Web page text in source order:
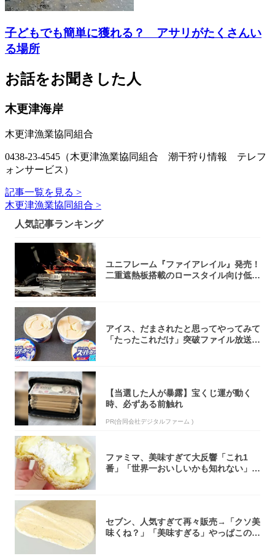
子どもでも簡単に獲れる？ アサリがたくさんい
る場所
お話をお聞きした人
木更津海岸
木更津漁業協同組合
0438-23-4545（木更津漁業協同組合 潮干狩り情報 テレフ
ォンサービス）
記事一覧を見る >
木更津漁業協同組合 >
人気記事ランキング
ユニフレーム『ファイアレイル』発売！
二重遮熱板搭載のロースタイル向け低型
アイス、だまされたと思ってやってみて
「たったこれだけ」突破ファイル放送で
【当選した人が暴露】宝くじ運が動く
時、必ずある前触れ
PR(合同会社デジタルファーム )
ファミマ、美味すぎて大反響「これ1
番」「世界一おいしいかも知れない」
セブン、人気すぎて再々販売→「クソ美
味くね？」「美味すぎる」やっぱこのク